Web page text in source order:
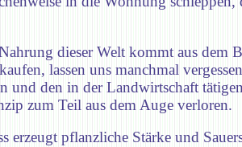
dieser Welt kommt aus dem
lassen uns manchmal
und den in der Landwirtschaft
zum Teil aus dem Auge verloren.
erzeugt pflanzliche Stärke und